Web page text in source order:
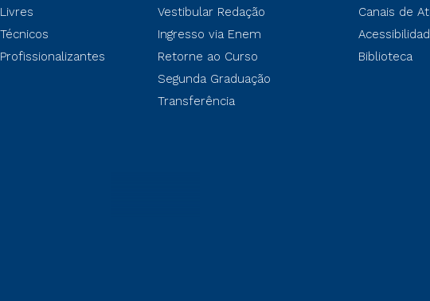
Vestibular Redação
Ingresso via Enem
Retorne ao Curso
Segunda Graduação
Transferência
Canais de
Biblioteca